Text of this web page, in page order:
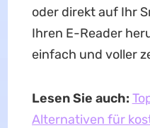
oder direkt auf Ihr
Ihren E-Reader
einfach und voller
Lesen Sie auch:
Alternativen für